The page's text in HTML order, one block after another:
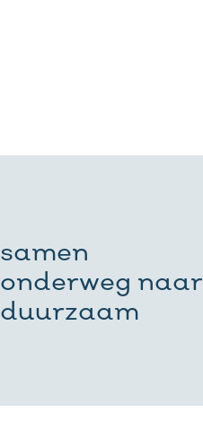
samen
onderweg naar
duurzaam